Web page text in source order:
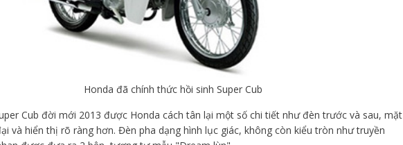
Honda đã chính thức hồi sinh Super Cub
Cub đời mới 2013 được Honda cách tân lại một số chi tiết như đèn trước và sau, mặt
và hiển thị rõ ràng hơn. Đèn pha dạng hình lục giác, không còn kiểu tròn như truyền